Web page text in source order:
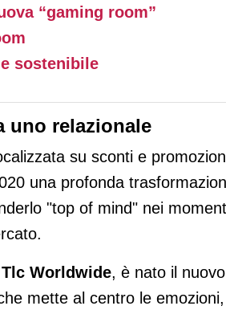
“gaming room”
sostenibile
uno relazionale
su sconti e
una profonda
"top of mind" nei
Tlc Worldwide, è nato il
mette al centro le